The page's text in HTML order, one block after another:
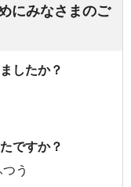
にみなさまのご
したか？
ですか？
う